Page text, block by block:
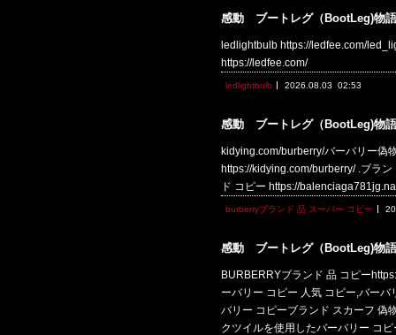
感動 ブートレグ（BootLeg)物語
ledlightbulb https://ledfee.com/
https://ledfee.com/
ledlightbulb 2026.08.03 02:53
感動 ブートレグ（BootLeg)物語
kidying.com/burberry/バーバリー偽
https://kidying.com/burberry/ .ブラ
ド コピー https://
burberryブランド 品 スーパー コピー
感動 ブートレグ（BootLeg)物語
BURBERRYブランド 品 コピー
ーバリー コピー 人気 コピー,バー
バリー コピーブランド スカーフ
クツイルを使用したバーバリー コ